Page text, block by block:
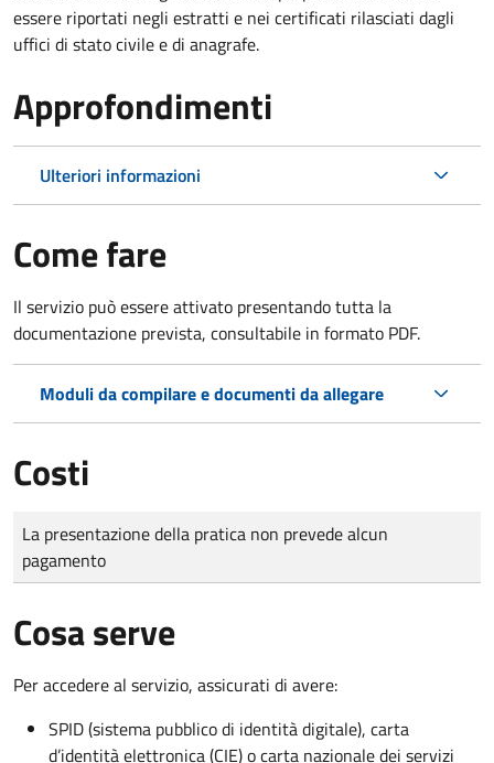
essere riportati negli estratti e nei certificati rilasciati dagli
uffici di stato civile e di anagrafe.
Approfondimenti
Ulteriori informazioni
Come fare
Il servizio può essere attivato presentando tutta la
documentazione prevista, consultabile in formato PDF.
Moduli da compilare e documenti da allegare
Costi
Tipo di pagamento
Importo
La presentazione della pratica non prevede alcun
pagamento
Cosa serve
Per accedere al servizio, assicurati di avere:
SPID (sistema pubblico di identità digitale), carta
d’identità elettronica (CIE) o carta nazionale dei servizi